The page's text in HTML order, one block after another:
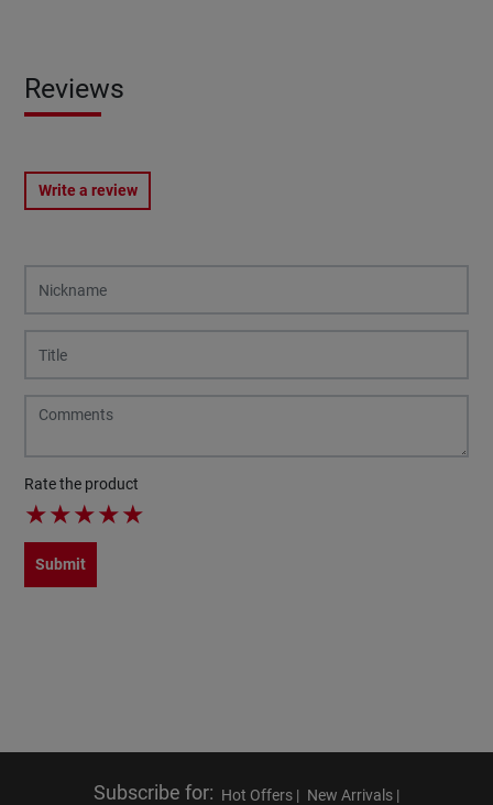
Reviews
Write a review
Rate the product
★★★★★
Submit
Subscribe for: Hot Offers | New Arrivals |